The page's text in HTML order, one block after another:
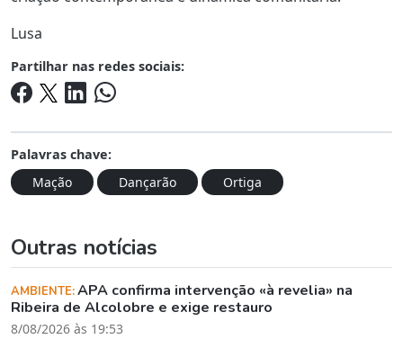
Lusa
Partilhar nas redes sociais:
Palavras chave:
Mação
Dançarão Ortiga
Outras notícias
AMBIENTE:APA confirma intervenção «à revelia» na
Ribeira de Alcolobre e exige restauro
8/08/2026 às 19:53